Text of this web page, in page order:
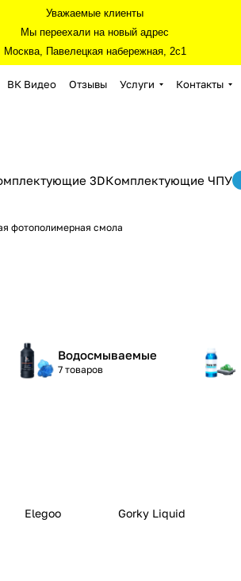
Уважаемые клиенты
Мы переехали на новый адрес
Москва, Павелецкая набережная, 2с1
ВК Видео Отзывы Услуги Контакты
3DКомплектующие ЧПУ
фотополимерная смола
Водосмываемые
7 товаров
Elegoo Gorky Liquid